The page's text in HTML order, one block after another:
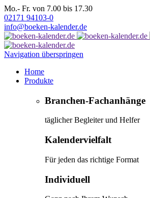
Mo.- Fr. von 7.00 bis 17.30
02171 94103-0
info@boeken-kalender.de
Navigation überspringen
Home
Produkte
Branchen-Fachanhänge
täglicher Begleiter und Helfer
Kalendervielfalt
Für jeden das richtige Format
Individuell